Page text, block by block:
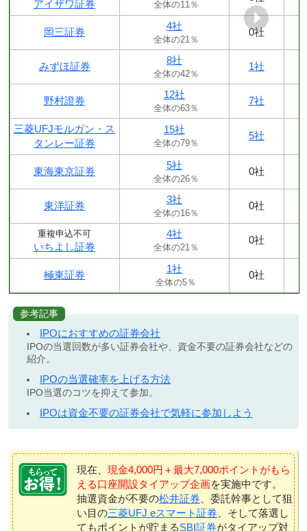
アイザワ証券 全体の11％
岡三証券
4社
全体の21％
0社
みずほ証券
8社
全体の42％
1社
野村證券
12社
全体の63％
7社
三菱UFJモルガン・ス
タンレー証券
15社
全体の79％
5社
東海東京証券
5社
全体の26％
0社
東洋証券
3社
全体の16％
0社
重複申込不可
いちよし証券
4社
全体の21％
0社
極東証券
1社
全体の5％
0社
参考記事
IPOにおすすめの証券会社
IPOの当選回数が多い証券会社や、資金不要の証券会社などの
紹介。
IPOの当選確率を上げる方法
IPO当選のコツを抑えて参加。
IPOは資金不要の証券会社で気軽に参加しよう
現在、 現金4,000円＋最大7,000ポイントがもら
える口座開設タイアップ企画を実施中です。
抽選資金が不要の松井証券 、委託幹事として狙
い目の三菱UFJ eスマート証券 、そして落選し
てもポイントが貯まるSBI証券がタイアップ対